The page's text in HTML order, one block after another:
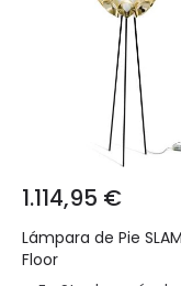
1.114,95 €
Lámpara de Pie
Floor